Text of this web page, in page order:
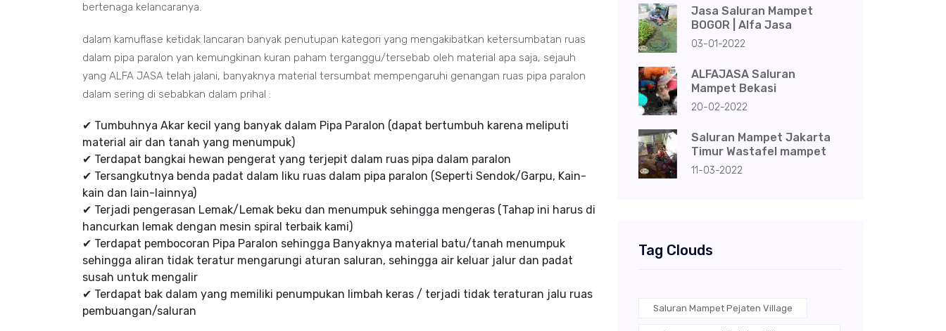
bertenaga kelancaranya.
dalam kamuflase ketidak lancaran banyak penutupan kategori yang mengakibatkan ketersumbatan ruas
dalam pipa paralon yan kemungkinan kuran paham terganggu/tersebab oleh material apa saja, sejauh
yang ALFA JASA telah jalani, banyaknya material tersumbat mempengaruhi genangan ruas pipa paralon
dalam sering di sebabkan dalam prihal :
✔ Tumbuhnya Akar kecil yang banyak dalam Pipa Paralon (dapat bertumbuh karena meliputi
material air dan tanah yang menumpuk)
✔ Terdapat bangkai hewan pengerat yang terjepit dalam ruas pipa dalam paralon
✔ Tersangkutnya benda padat dalam liku ruas dalam pipa paralon (Seperti Sendok/Garpu, Kain-
kain dan lain-lainnya)
✔ Terjadi pengerasan Lemak/Lemak beku dan menumpuk sehingga mengeras (Tahap ini harus di
hancurkan lemak dengan mesin spiral terbaik kami)
✔ Terdapat pembocoran Pipa Paralon sehingga Banyaknya material batu/tanah menumpuk
sehingga aliran tidak teratur mengarungi aturan saluran, sehingga air keluar jalur dan padat
susah untuk mengalir
✔ Terdapat bak dalam yang memiliki penumpukan limbah keras / terjadi tidak teraturan jalu ruas
pembuangan/saluran
Jasa Saluran Mampet
BOGOR | Alfa Jasa
03-01-2022
ALFAJASA Saluran
Mampet Bekasi
20-02-2022
Saluran Mampet Jakarta
Timur Wastafel mampet
11-03-2022
Tag Clouds
Saluran Mampet Pejaten Village